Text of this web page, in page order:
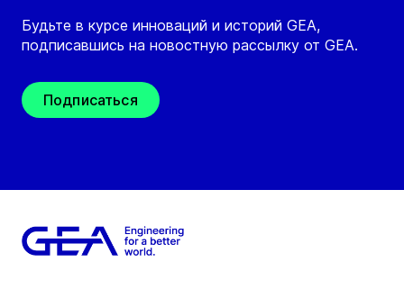
Будьте в курсе инноваций и историй GEA,
подписавшись на новостную рассылку от GEA.
Подписаться